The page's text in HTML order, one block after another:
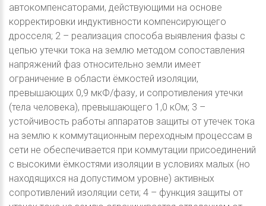
автокомпенсаторами, действующими на основе
корректировки индуктивности компенсирующего
дросселя; 2 – реализация способа выявления фазы с
цепью утечки тока на землю методом сопоставления
напряжений фаз относительно земли имеет
ограничение в области ёмкостей изоляции,
превышающих 0,9 мкФ/фазу, и сопротивления утечки
(тела человека), превышающего 1,0 кОм; 3 –
устойчивость работы аппаратов защиты от утечек тока
на землю к коммутационным переходным процессам в
сети не обеспечивается при коммутации присоединений
с высокими ёмкостями изоляции в условиях малых (но
находящихся на допустимом уровне) активных
сопротивлений изоляции сети; 4 – функция защиты от